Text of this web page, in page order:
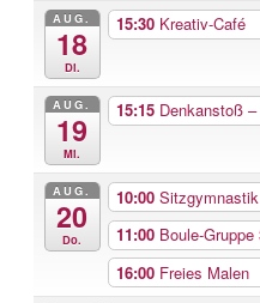
AUG.
18
Di.
15:30 Kreativ-Café
AUG.
19
Mi.
15:15 Denkanstoß
AUG.
20
Do.
10:00 Sitzgymnastik
11:00 Boule-
16:00 Freies Malen